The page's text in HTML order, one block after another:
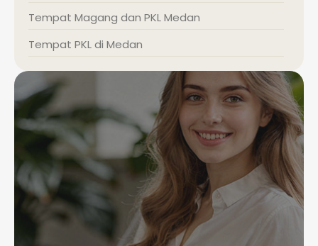
Tempat Magang dan PKL Medan
Tempat PKL di Medan